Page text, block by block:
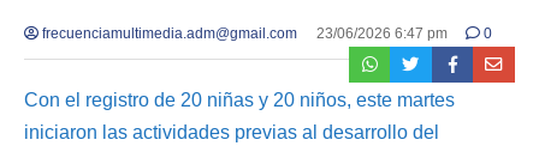
frecuenciamultimedia.adm@gmail.com 23/06/2026 6:47 pm 0
Con el registro de 20 niñas y 20 niños, este martes
iniciaron las actividades previas al desarrollo del